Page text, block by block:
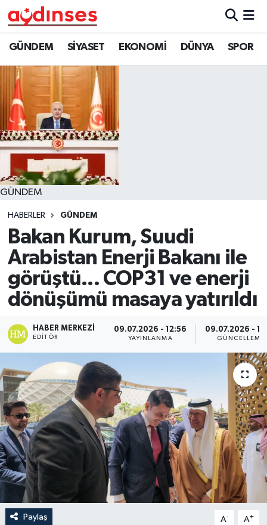
GÜNDEM SİYASET EKONOMİ DÜNYA SPOR
GÜNDEM
HABERLER GÜNDEM
Bakan Kurum, Suudi
Arabistan Enerji Bakanı ile
görüştü... COP31 ve enerji
dönüşümü masaya yatırıldı
HABER MERKEZI
EDITÖR
09.07.2026 - 12:56
YAYINLANMA
09.07.2026 -
GÜNCELLEME
Paylaş A- A+
GÜNDEM
SİYASET
EKONOMİ
DÜNYA
SPOR
MAGAZİN
YAŞAM
Nöbetçi Eczaneler
Hava Durumu
Aydin Namaz Vakitleri
Trafik Durumu
Süper Lig Puan Durumu ve Fikstür
Tüm Manşetler
Son Dakika Haberleri
Haber Arşivi